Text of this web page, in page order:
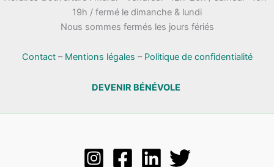
19h / fermé le dimanche & lundi
Nous sommes fermés les jours fériés
Contact– Mentions légales – Politique de confidentialité
DEVENIR BÉNÉVOLE